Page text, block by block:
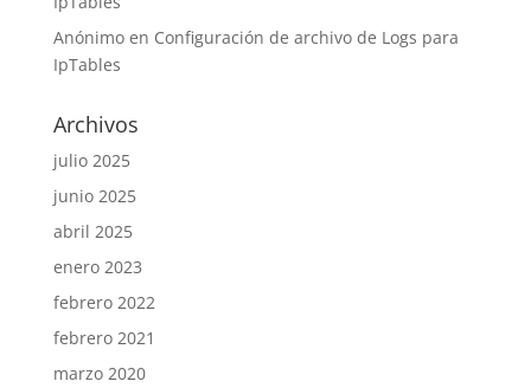
Anónimoen Configuración de archivo de Logs para
IpTables
Archivos
julio 2025
junio 2025
abril 2025
enero 2023
febrero 2022
febrero 2021
marzo 2020